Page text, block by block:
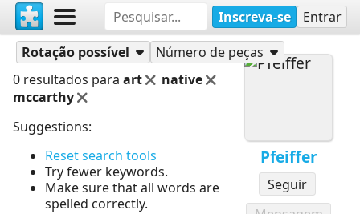
Inscreva-se Entrar
Pfeiffer
Seguir
Pfeiffer
Quebra-cabeças
Rotação possível
Número de peças
0 resultados para art
native
mccarthy
Suggestions:
Reset search tools
Try fewer keywords.
Make sure that all words are
spelled correctly.